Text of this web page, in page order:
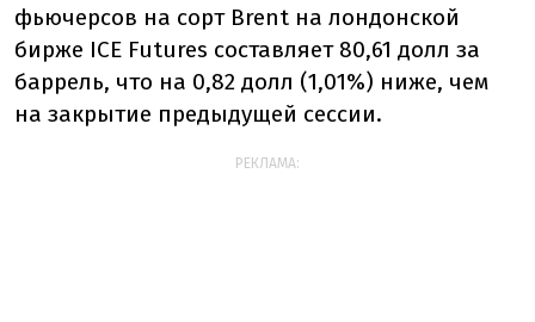
фьючерсов на сорт Brent на лондонской
бирже ICE Futures составляет 80,61 долл за
баррель, что на 0,82 долл (1,01%) ниже, чем
на закрытие предыдущей сессии.
РЕКЛАМА: